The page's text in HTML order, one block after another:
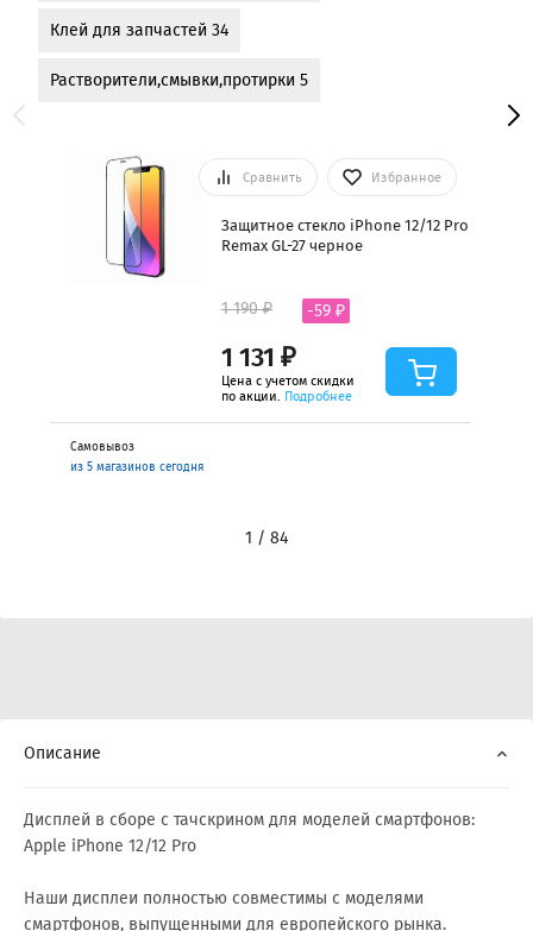
Клей для запчастей 34
Растворители,смывки,протирки 5
Сравнить Избранное
Защитное стекло iPhone 12/12 Pro
Remax GL-27 черное
1 131 ₽
1 190 ₽ -59 ₽
Цена с учетом скидки
по акции. Подробнее
Самовывоз
из 5 магазинов сегодня
1 / 84
Описание
Дисплей в сборе с тачскрином для моделей смартфонов:
Apple iPhone 12/12 Pro
Наши дисплеи полностью совместимы с моделями
смартфонов, выпущенными для европейского рынка.